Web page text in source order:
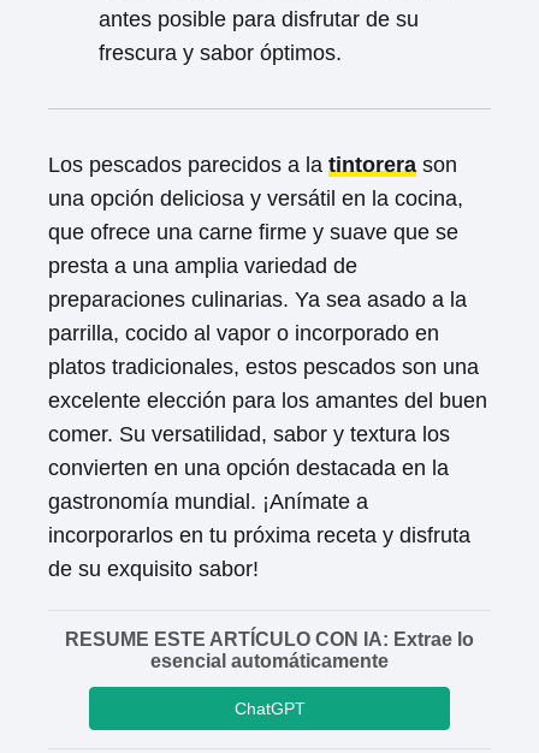
antes posible para disfrutar de su
frescura y sabor óptimos.
Los pescados parecidos a la tintorera son
una opción deliciosa y versátil en la cocina,
que ofrece una carne firme y suave que se
presta a una amplia variedad de
preparaciones culinarias. Ya sea asado a la
parrilla, cocido al vapor o incorporado en
platos tradicionales, estos pescados son una
excelente elección para los amantes del buen
comer. Su versatilidad, sabor y textura los
convierten en una opción destacada en la
gastronomía mundial. ¡Anímate a
incorporarlos en tu próxima receta y disfruta
de su exquisito sabor!
RESUME ESTE ARTÍCULO CON IA: Extrae lo
esencial automáticamente
ChatGPT